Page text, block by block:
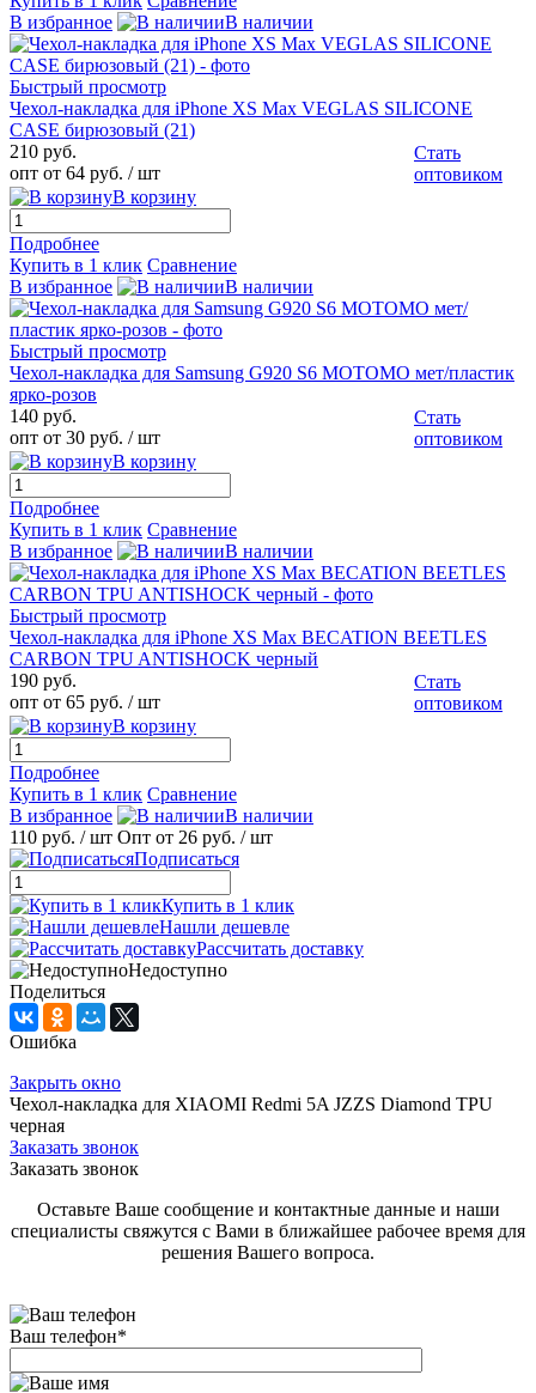
В избранное
В наличии
Быстрый просмотр
Чехол-накладка для iPhone XS Max VEGLAS SILICONE
CASE бирюзовый (21)
210 руб.
опт от 64 руб. / шт
Стать
оптовиком
В корзину
Подробнее
Купить в 1 клик Сравнение
В избранное
В наличии
Быстрый просмотр
Чехол-накладка для Samsung G920 S6 MOTOMO мет/пластик
ярко-розов
140 руб.
опт от 30 руб. / шт
Стать
оптовиком
В корзину
Подробнее
Купить в 1 клик Сравнение
В избранное
В наличии
Быстрый просмотр
Чехол-накладка для iPhone XS Max BECATION BEETLES
CARBON TPU ANTISHOCK черный
190 руб.
опт от 65 руб. / шт
Стать
оптовиком
В корзину
Подробнее
Купить в 1 клик Сравнение
В избранное
В наличии
110 руб. / шт Опт от 26 руб. / шт
Подписаться
Купить в 1 клик
Нашли дешевле
Рассчитать доставку
Недоступно
Поделиться
Ошибка
Закрыть окно
Чехол-накладка для XIAOMI Redmi 5A JZZS Diamond TPU
черная
Заказать звонок
Заказать звонок
Оставьте Ваше сообщение и контактные данные и наши
специалисты свяжутся с Вами в ближайшее рабочее время для
решения Вашего вопроса.
Ваш телефон*